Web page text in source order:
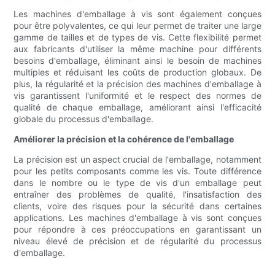
Les machines d'emballage à vis sont également conçues
pour être polyvalentes, ce qui leur permet de traiter une large
gamme de tailles et de types de vis. Cette flexibilité permet
aux fabricants d'utiliser la même machine pour différents
besoins d'emballage, éliminant ainsi le besoin de machines
multiples et réduisant les coûts de production globaux. De
plus, la régularité et la précision des machines d'emballage à
vis garantissent l'uniformité et le respect des normes de
qualité de chaque emballage, améliorant ainsi l'efficacité
globale du processus d'emballage.
Améliorer la précision et la cohérence de l'emballage
La précision est un aspect crucial de l'emballage, notamment
pour les petits composants comme les vis. Toute différence
dans le nombre ou le type de vis d'un emballage peut
entraîner des problèmes de qualité, l'insatisfaction des
clients, voire des risques pour la sécurité dans certaines
applications. Les machines d'emballage à vis sont conçues
pour répondre à ces préoccupations en garantissant un
niveau élevé de précision et de régularité du processus
d'emballage.